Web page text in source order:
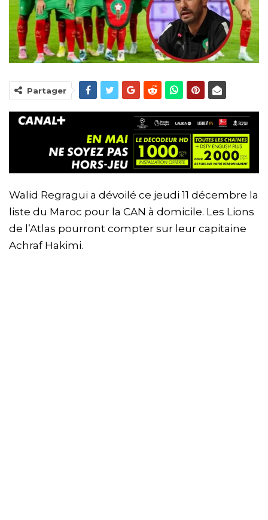
Partager
Walid Regragui a dévoilé ce jeudi 11 décembre la
liste du Maroc pour la CAN à domicile. Les Lions
de l’Atlas pourront compter sur leur capitaine
Achraf Hakimi.